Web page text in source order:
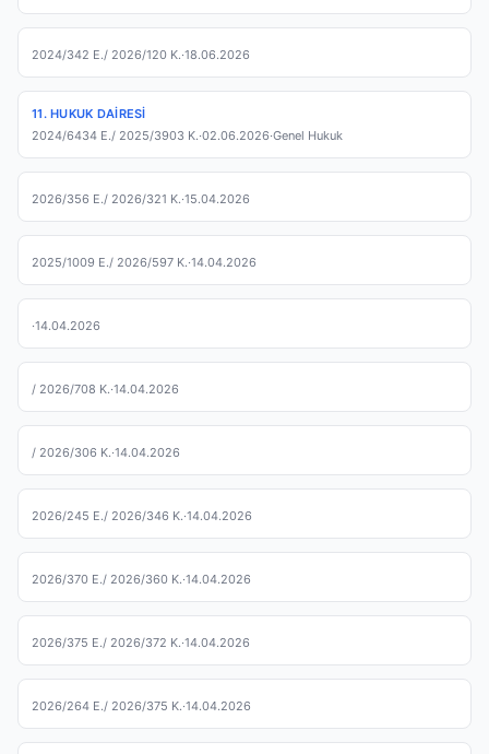
2024/342 E./ 2026/120 K.·18.06.2026
11. HUKUK DAIRESI
2024/6434 E./ 2025/3903 K.·02.06.2026·Genel Hukuk
2026/356 E./ 2026/321 K.·15.04.2026
2025/1009 E./ 2026/597 K.·14.04.2026
·14.04.2026
/ 2026/708 K.·14.04.2026
/ 2026/306 K.·14.04.2026
2026/245 E./ 2026/346 K.·14.04.2026
2026/370 E./ 2026/360 K.·14.04.2026
2026/375 E./ 2026/372 K.·14.04.2026
2026/264 E./ 2026/375 K.·14.04.2026